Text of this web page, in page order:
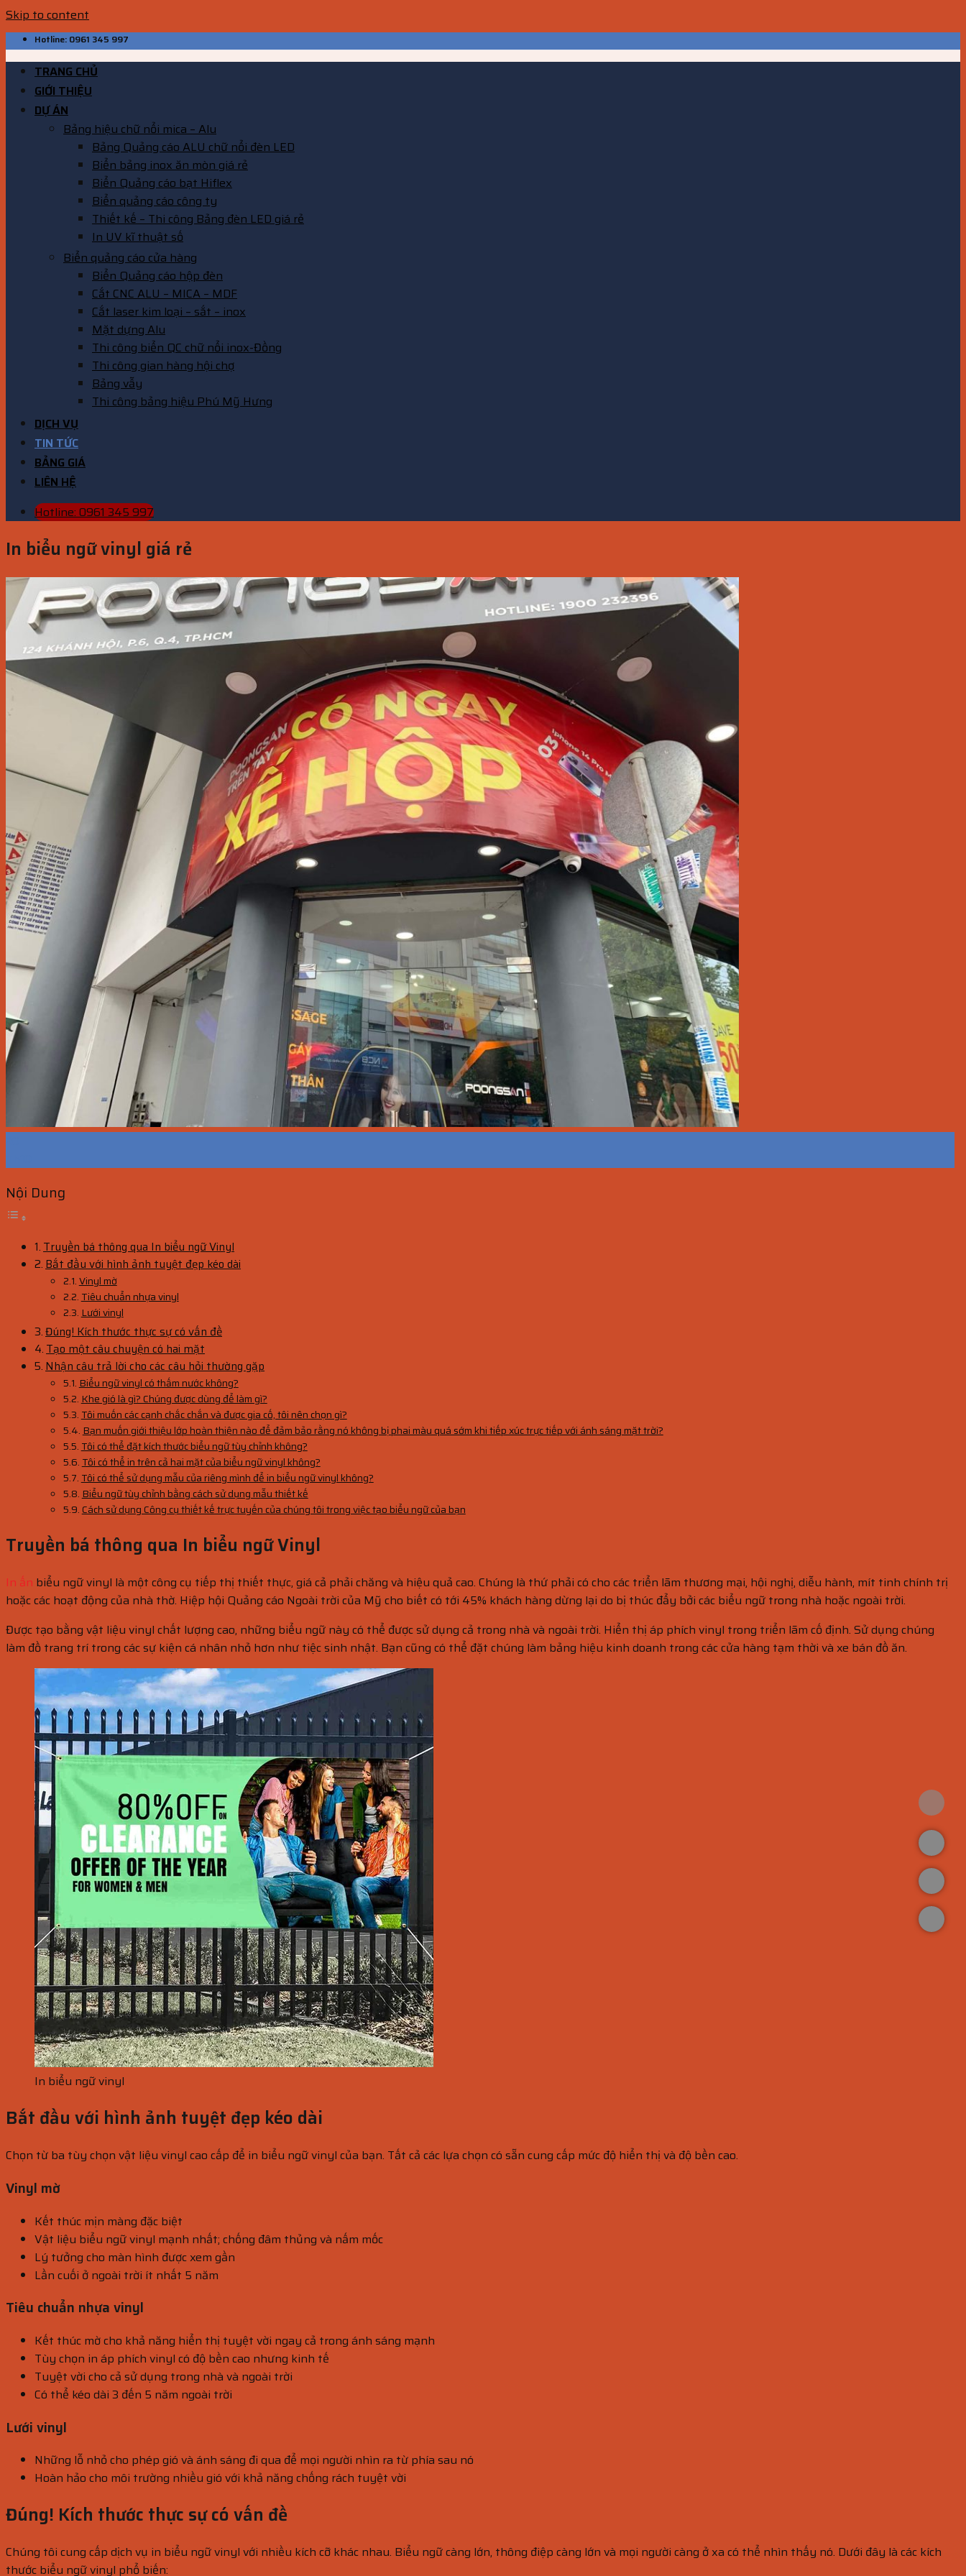
Skip to content
Hotline: 0961 345 997
TRANG CHỦ
GIỚI THIỆU
DỰ ÁN
Bảng hiệu chữ nổi mica – Alu
Bảng Quảng cáo ALU chữ nổi đèn LED
Biển bảng inox ăn mòn giá rẻ
Biển Quảng cáo bạt Hiflex
Biển quảng cáo công ty
Thiết kế – Thi công Bảng đèn LED giá rẻ
In UV kĩ thuật số
Biển quảng cáo cửa hàng
Biển Quảng cáo hộp đèn
Cắt CNC ALU – MICA – MDF
Cắt laser kim loại – sắt – inox
Mặt dựng Alu
Thi công biển QC chữ nổi inox-Đồng
Thi công gian hàng hội chợ
Bảng vẫy
Thi công bảng hiệu Phú Mỹ Hưng
DỊCH VỤ
TIN TỨC
BẢNG GIÁ
LIÊN HỆ
Hotline: 0961 345 997
In biểu ngữ vinyl giá rẻ
Nội Dung
Truyền bá thông qua In biểu ngữ Vinyl
Bắt đầu với hình ảnh tuyệt đẹp kéo dài
Vinyl mờ
Tiêu chuẩn nhựa vinyl
Lưới vinyl
Đúng! Kích thước thực sự có vấn đề
Tạo một câu chuyện có hai mặt
Nhận câu trả lời cho các câu hỏi thường gặp
Biểu ngữ vinyl có thấm nước không?
Khe gió là gì? Chúng được dùng để làm gì?
Tôi muốn các cạnh chắc chắn và được gia cố, tôi nên chọn gì?
Bạn muốn giới thiệu lớp hoàn thiện nào để đảm bảo rằng nó không bị phai màu quá sớm khi tiếp xúc trực tiếp với ánh sáng mặt trời?
Tôi có thể đặt kích thước biểu ngữ tùy chỉnh không?
Tôi có thể in trên cả hai mặt của biểu ngữ vinyl không?
Tôi có thể sử dụng mẫu của riêng mình để in biểu ngữ vinyl không?
Biểu ngữ tùy chỉnh bằng cách sử dụng mẫu thiết kế
Cách sử dụng Công cụ thiết kế trực tuyến của chúng tôi trong việc tạo biểu ngữ của bạn
Truyền bá thông qua In biểu ngữ Vinyl
In ấn biểu ngữ vinyl là một công cụ tiếp thị thiết thực, giá cả phải chăng và hiệu quả cao. Chúng là thứ phải có cho các triển lãm thương mại, hội nghị, diễu hành, mít tinh chính trị
hoặc các hoạt động của nhà thờ. Hiệp hội Quảng cáo Ngoài trời của Mỹ cho biết có tới 45% khách hàng dừng lại do bị thúc đẩy bởi các biểu ngữ trong nhà hoặc ngoài trời.
Được tạo bằng vật liệu vinyl chất lượng cao, những biểu ngữ này có thể được sử dụng cả trong nhà và ngoài trời. Hiển thị áp phích vinyl trong triển lãm cố định. Sử dụng chúng
làm đồ trang trí trong các sự kiện cá nhân nhỏ hơn như tiệc sinh nhật. Bạn cũng có thể đặt chúng làm bảng hiệu kinh doanh trong các cửa hàng tạm thời và xe bán đồ ăn.
In biểu ngữ vinyl
Bắt đầu với hình ảnh tuyệt đẹp kéo dài
Chọn từ ba tùy chọn vật liệu vinyl cao cấp để in biểu ngữ vinyl của bạn. Tất cả các lựa chọn có sẵn cung cấp mức độ hiển thị và độ bền cao.
Vinyl mờ
Kết thúc mịn màng đặc biệt
Vật liệu biểu ngữ vinyl mạnh nhất; chống đâm thủng và nấm mốc
Lý tưởng cho màn hình được xem gần
Lần cuối ở ngoài trời ít nhất 5 năm
Tiêu chuẩn nhựa vinyl
Kết thúc mờ cho khả năng hiển thị tuyệt vời ngay cả trong ánh sáng mạnh
Tùy chọn in áp phích vinyl có độ bền cao nhưng kinh tế
Tuyệt vời cho cả sử dụng trong nhà và ngoài trời
Có thể kéo dài 3 đến 5 năm ngoài trời
Lưới vinyl
Những lỗ nhỏ cho phép gió và ánh sáng đi qua để mọi người nhìn ra từ phía sau nó
Hoàn hảo cho môi trường nhiều gió với khả năng chống rách tuyệt vời
Đúng! Kích thước thực sự có vấn đề
Chúng tôi cung cấp dịch vụ in biểu ngữ vinyl với nhiều kích cỡ khác nhau. Biểu ngữ càng lớn, thông điệp càng lớn và mọi người càng ở xa có thể nhìn thấy nó. Dưới đây là các kích
thước biểu ngữ vinyl phổ biến: